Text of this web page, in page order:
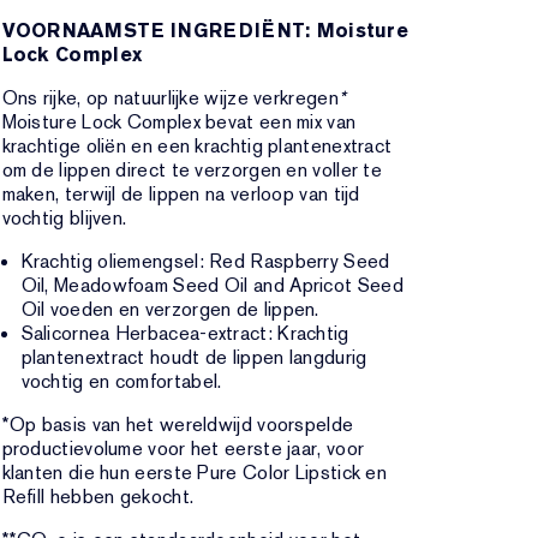
VOORNAAMSTE INGREDIËNT: Moisture
Lock Complex
Ons rijke, op natuurlijke wijze verkregen*
Moisture Lock Complex bevat een mix van
krachtige oliën en een krachtig plantenextract
om de lippen direct te verzorgen en voller te
maken, terwijl de lippen na verloop van tijd
vochtig blijven.
Krachtig oliemengsel: Red Raspberry Seed
Oil, Meadowfoam Seed Oil and Apricot Seed
Oil voeden en verzorgen de lippen.
Salicornea Herbacea-extract: Krachtig
plantenextract houdt de lippen langdurig
vochtig en comfortabel.
*Op basis van het wereldwijd voorspelde
productievolume voor het eerste jaar, voor
klanten die hun eerste Pure Color Lipstick en
Refill hebben gekocht.